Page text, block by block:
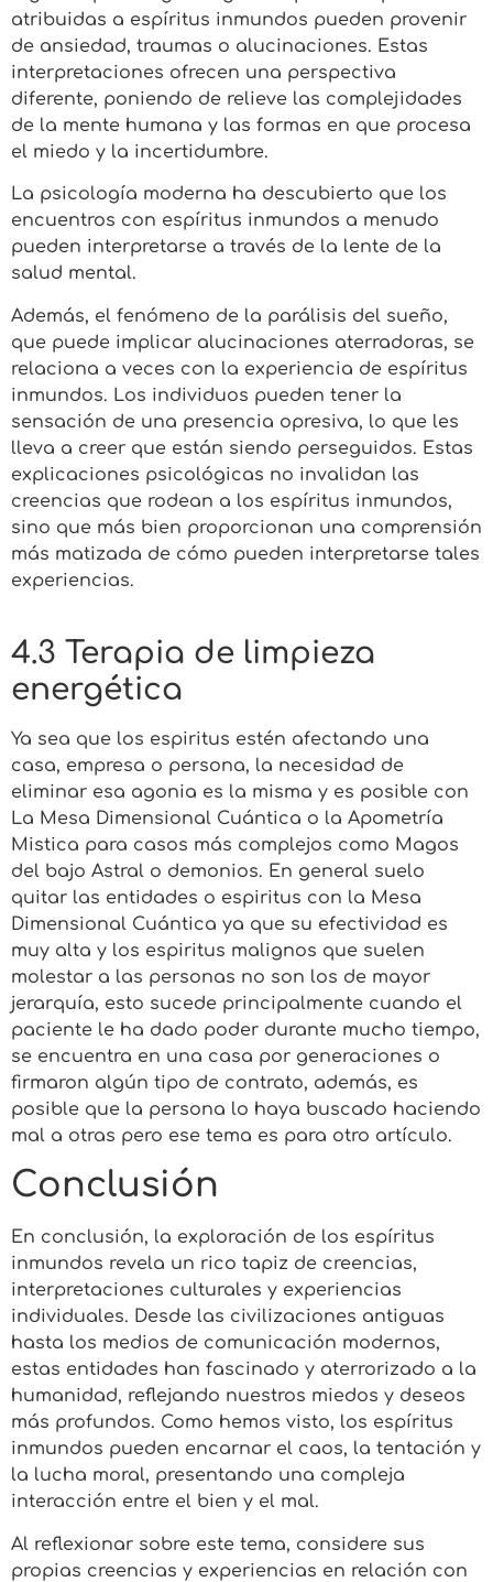
atribuidas a espíritus inmundos pueden provenir
de ansiedad, traumas o alucinaciones. Estas
interpretaciones ofrecen una perspectiva
diferente, poniendo de relieve las complejidades
de la mente humana y las formas en que procesa
el miedo y la incertidumbre.
La psicología moderna ha descubierto que los
encuentros con espíritus inmundos a menudo
pueden interpretarse a través de la lente de la
salud mental.
Además, el fenómeno de la parálisis del sueño,
que puede implicar alucinaciones aterradoras, se
relaciona a veces con la experiencia de espíritus
inmundos. Los individuos pueden tener la
sensación de una presencia opresiva, lo que les
lleva a creer que están siendo perseguidos. Estas
explicaciones psicológicas no invalidan las
creencias que rodean a los espíritus inmundos,
sino que más bien proporcionan una comprensión
más matizada de cómo pueden interpretarse tales
experiencias.
4.3 Terapia de limpieza
energética
Ya sea que los espiritus estén afectando una
casa, empresa o persona, la necesidad de
eliminar esa agonia es la misma y es posible con
La Mesa Dimensional Cuántica o la Apometría
Mistica para casos más complejos como Magos
del bajo Astral o demonios. En general suelo
quitar las entidades o espiritus con la Mesa
Dimensional Cuántica ya que su efectividad es
muy alta y los espiritus malignos que suelen
molestar a las personas no son los de mayor
jerarquía, esto sucede principalmente cuando el
paciente le ha dado poder durante mucho tiempo,
se encuentra en una casa por generaciones o
firmaron algún tipo de contrato, además, es
posible que la persona lo haya buscado haciendo
mal a otras pero ese tema es para otro artículo.
Conclusión
En conclusión, la exploración de los espíritus
inmundos revela un rico tapiz de creencias,
interpretaciones culturales y experiencias
individuales. Desde las civilizaciones antiguas
hasta los medios de comunicación modernos,
estas entidades han fascinado y aterrorizado a la
humanidad, reflejando nuestros miedos y deseos
más profundos. Como hemos visto, los espíritus
inmundos pueden encarnar el caos, la tentación y
la lucha moral, presentando una compleja
interacción entre el bien y el mal.
Al reflexionar sobre este tema, considere sus
propias creencias y experiencias en relación con